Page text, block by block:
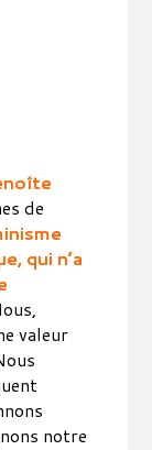
de
qui n’a
valeur
notre